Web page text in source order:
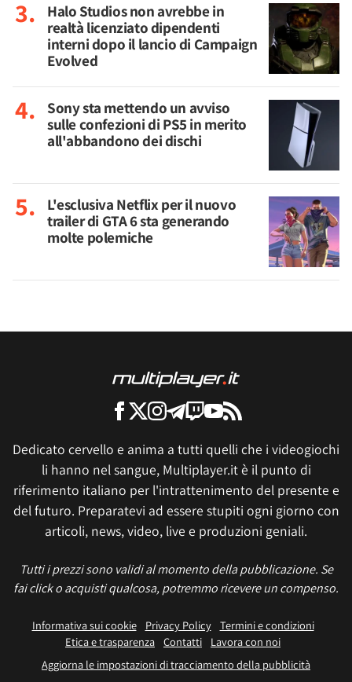
Halo Studios non avrebbe in
realtà licenziato dipendenti
interni dopo il lancio di Campaign
Evolved
Sony sta mettendo un avviso
sulle confezioni di PS5 in merito
all'abbandono dei dischi
L'esclusiva Netflix per il nuovo
trailer di GTA 6 sta generando
molte polemiche
Dedicato cervello e anima a tutti quelli che i videogiochi
li hanno nel sangue, Multiplayer.it è il punto di
riferimento italiano per l'intrattenimento del presente e
del futuro. Preparatevi ad essere stupiti ogni giorno con
articoli, news, video, live e produzioni geniali.
Tutti i prezzi sono validi al momento della pubblicazione. Se
fai click o acquisti qualcosa, potremmo ricevere un compenso.
Informativa sui cookie Privacy Policy
Termini e condizioni
Etica e trasparenza Contatti
Lavora con noi
Aggiorna le impostazioni di tracciamento della pubblicità